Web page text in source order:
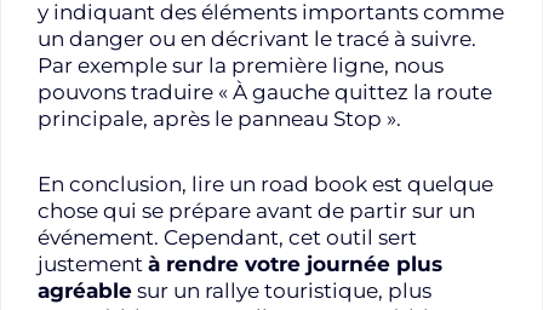
y indiquant des éléments importants comme
un danger ou en décrivant le tracé à suivre.
Par exemple sur la première ligne, nous
pouvons traduire « À gauche quittez la route
principale, après le panneau Stop ».
En conclusion, lire un road book est quelque
chose qui se prépare avant de partir sur un
événement. Cependant, cet outil sert
justement à rendre votre journée plus
agréable sur un rallye touristique, plus